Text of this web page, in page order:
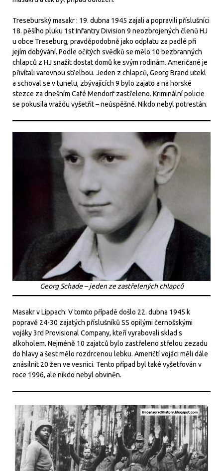
Treseburský masakr : 19. dubna 1945 zajali a popravili příslušníci
18. pěšího pluku 1st Infantry Division 9 neozbrojených členů HJ
u obce Treseburg, pravděpodobně jako odplatu za padlé při
jejím dobývání. Podle očitých svědků se mělo 10 bezbranných
chlapců z HJ snažit dostat domů ke svým rodinám. Američané je
přivítali varovnou střelbou. Jeden z chlapců, Georg Brand utekl
a schoval se v tunelu, zbývajících 9 bylo zajato a na horské
stezce za dnešním Café Mendorf zastřeleno. Kriminální policie
se pokusila vraždu vyšetřit – neúspěšně. Nikdo nebyl potrestán.
Georg Schade – jeden ze zastřelených chlapců
Masakr v Lippach: V tomto případě došlo 22. dubna 1945 k
popravě 24-30 zajatých příslušníků SS opilými černošskými
vojáky 3rd Provisional Company, kteří vyrabovali sklad s
alkoholem. Nejméně 10 zajatců bylo zastřeleno střelou zezadu
do hlavy a šest mělo rozdrcenou lebku. Američtí vojáci měli dále
znásilnit 20 žen ve vesnici. Tento případ byl také vyšetřován v
roce 1996, ale nikdo nebyl obviněn.